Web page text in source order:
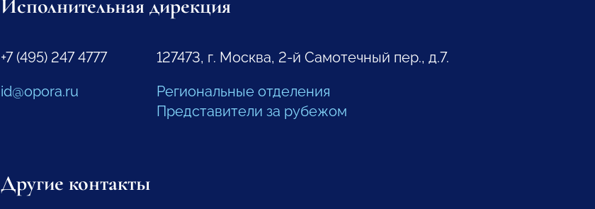
Исполнительная дирекция
+7 (495) 247 4777
id@opora.ru
127473, г. Москва, 2-й Самотечный пер., д.7.
Региональные отделения
Представители за рубежом
Другие контакты